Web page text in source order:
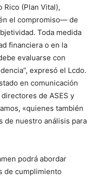
Rico (Plan Vital),
el compromiso— de
Toda medida
financiera o en la
evaluarse con
expresó el Lcdo.
en comunicación
de ASES y
«quienes también
de nuestro análisis para
podrá abordar
de cumplimiento